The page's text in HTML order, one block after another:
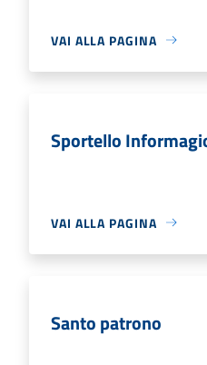
VAI ALLA PAGINA
Sportello
VAI ALLA PAGINA
Santo patrono